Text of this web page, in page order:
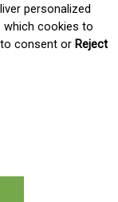
personalized
which cookies to
to consent or Reject